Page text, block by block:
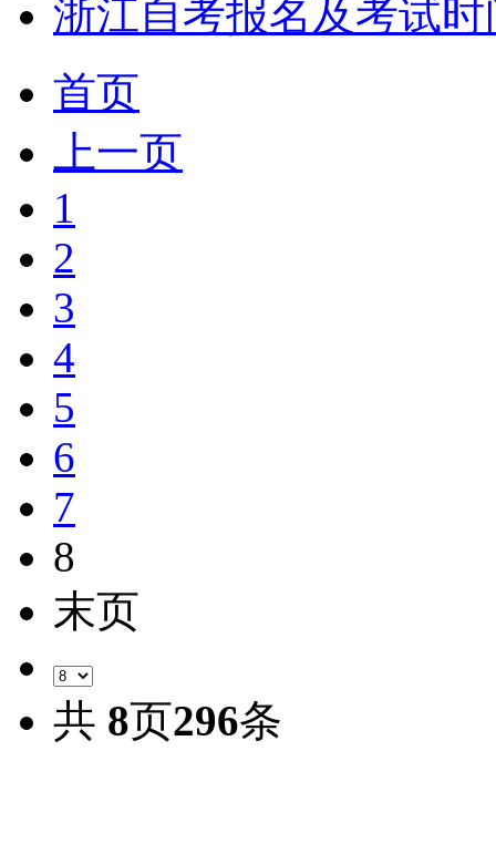
浙江自考报名及考试时
首页
上一页
1
2
3
4
5
6
7
8
末页
共 8页296条